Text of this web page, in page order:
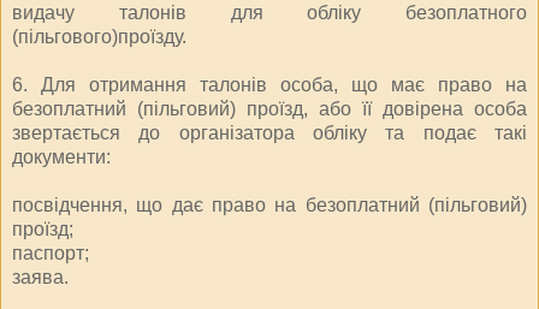
видачу талонів для обліку безоплатного
(пільгового)проїзду.
6. Для отримання талонів особа, що має право на
безоплатний (пільговий) проїзд, або її довірена особа
звертається до організатора обліку та подає такі
документи:
посвідчення, що дає право на безоплатний (пільговий)
проїзд;
паспорт;
заява.